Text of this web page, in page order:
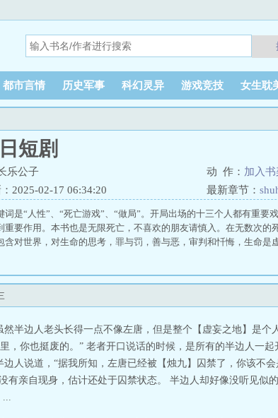
都市言情 历史军事 科幻灵异 游戏竞技 女生耽
短剧
乐公子 动 作： 加入书
2025-02-17 06:34:20
最新章节：
词是“人性”、“死亡游戏”、“做局”。开局出场的十三个人都有重
重要作用。本书也是无限死亡，不喜欢的朋友请慎入。在无数次
含对世界，对生命的思考，罪与罚，善与恶，审判和忏悔，生命是
半边人老头长得一点不像左唐，但是整个【虚妄之地】是
，你也挺废的。” 老者开口说话的时候，是所有的半边人一
人说道，“据我所知，左唐已经被【烛九】囚禁了，你该不
有亲自现身，估计还处于囚禁状态。 半边人却好像没听见似
...